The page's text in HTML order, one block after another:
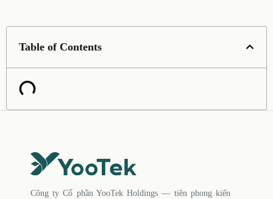
Table of Contents
Công ty Cổ phần YooTek Holdings — tiên phong kiến